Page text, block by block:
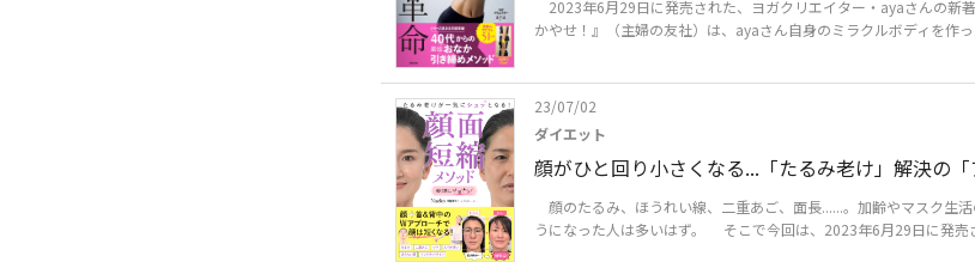
2023年6月29日に発売された、ヨガクリエイター・ayaさんの
かやせ！』（主婦の友社）は、ayaさん自身のミラクルボディを作
23/07/02
ダイエット
顔がひと回り小さくなる...「たるみ老け」解決の「
顔のたるみ、ほうれい線、二重あご、面長......。加齢やマスク生
うになった人は多いはず。 そこで今回は、2023年6月29日に発売